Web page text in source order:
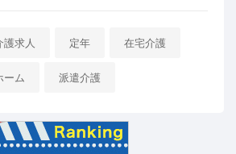
護求人 定年 在宅介護
ーム 派遣介護